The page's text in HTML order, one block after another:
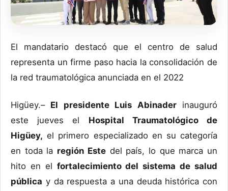
El mandatario destacó que el centro de salud
representa un firme paso hacia la consolidación de
la red traumatológica anunciada en el 2022
Higüey.– El presidente Luis Abinaderinauguró
este jueves el Hospital Traumatológico de
Higüey, el primero especializado en su categoría
en toda la región Estedel país, lo que marca un
hito en el fortalecimiento del sistema de salud
pública y da respuesta a una deuda histórica con